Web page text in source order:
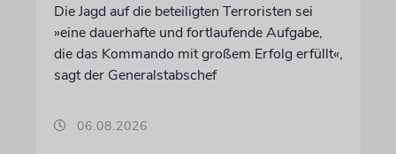
Die Jagd auf die beteiligten Terroristen sei
»eine dauerhafte und fortlaufende Aufgabe,
die das Kommando mit großem Erfolg erfüllt«,
sagt der Generalstabschef
06.08.2026